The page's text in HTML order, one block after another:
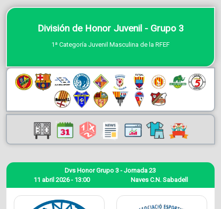
División de Honor Juvenil - Grupo 3
1ª Categoría Juvenil Masculina de la RFEF
11 abril 2026 - 13:00
Dvs Honor Grupo 3 - Jornada 23
Naves C.N. Sabadell